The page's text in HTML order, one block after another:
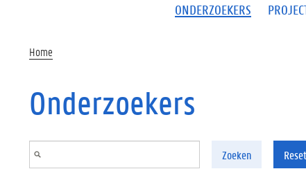
ONDERZOEKERS
Home
Onderzoekers
Zoeken Reset